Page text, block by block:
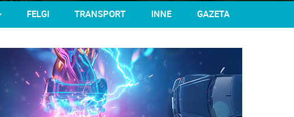
FELGI TRANSPORT INNE GAZETA